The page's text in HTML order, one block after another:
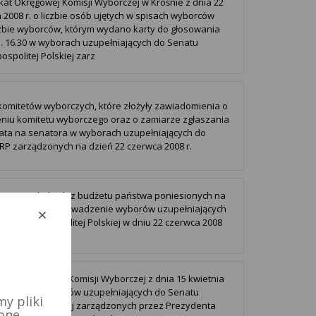
2008 r. o liczbie osób ujętych w spisach wyborców
wyborców, którym wydano karty do głosowania
16.30 w wyborach uzupełniających do Senatu
Polskiej zarz
wyborczych, które złożyły zawiadomienia o
komitetu wyborczego oraz o zamiarze zgłaszania
na senatora w wyborach uzupełniających do
zarządzonych na dzień 22 czerwca 2008 r.
o wydatkach z budżetu państwa poniesionych na
i przeprowadzenie wyborów uzupełniających
Rzeczypospolitej Polskiej w dniu 22 czerwca 2008
Państwowej Komisji Wyborczej z dnia 15 kwietnia
w sprawie wyborów uzupełniających do Senatu
Polskiej zarządzonych przez Prezydenta
pliki